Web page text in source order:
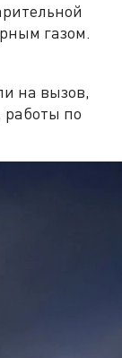
газом.
на вызов,
работы по